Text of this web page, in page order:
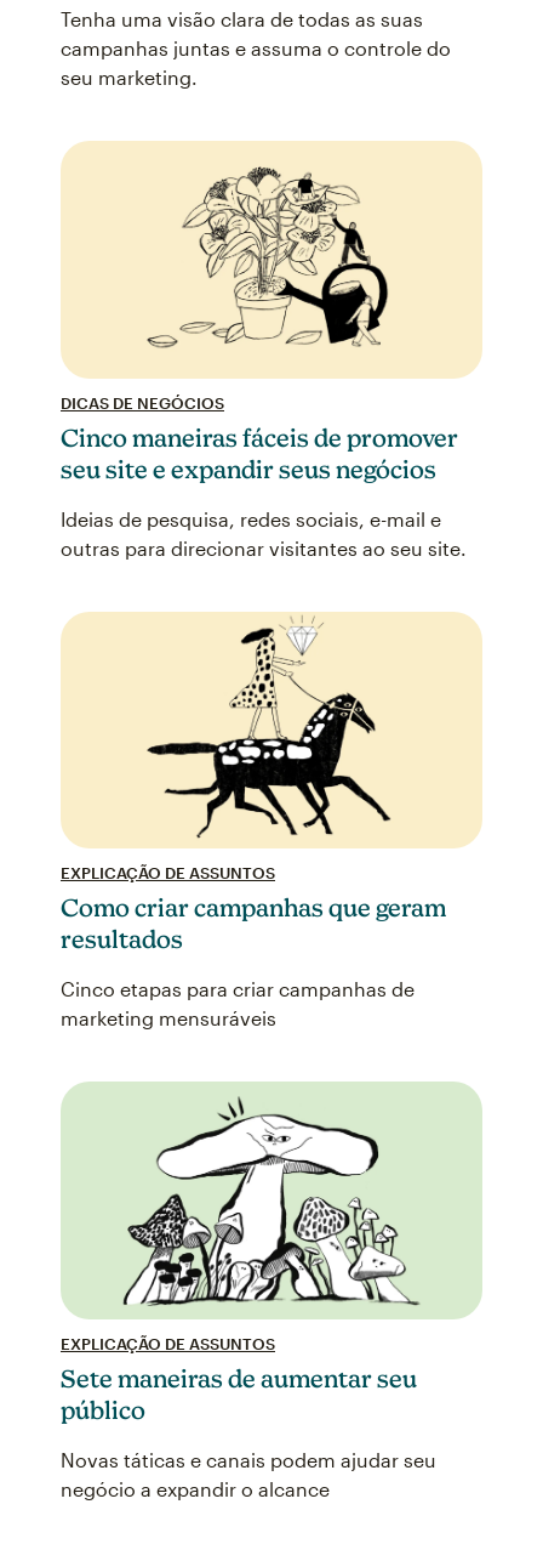
Tenha uma visão clara de todas as suas
campanhas juntas e assuma o controle do
seu marketing.
DICAS DE NEGÓCIOS
Cinco maneiras fáceis de promover
seu site e expandir seus negócios
Ideias de pesquisa, redes sociais, e-mail e
outras para direcionar visitantes ao seu site.
EXPLICAÇÃO DE ASSUNTOS
Como criar campanhas que geram
resultados
Cinco etapas para criar campanhas de
marketing mensuráveis
EXPLICAÇÃO DE ASSUNTOS
Sete maneiras de aumentar seu
público
Novas táticas e canais podem ajudar seu
negócio a expandir o alcance